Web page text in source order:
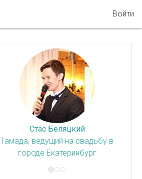
Войти
Стас Беляцкий
Тамада, ведущий на свадьбу в
городе Екатеринбург